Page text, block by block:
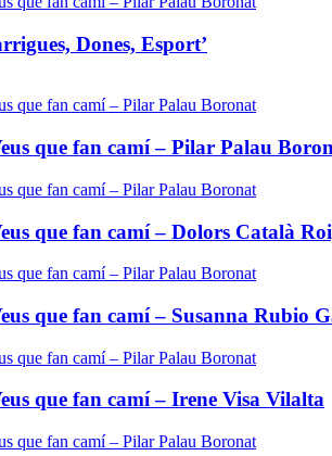
Dones, Esport’
que fan camí – Pilar Palau
que fan camí – Dolors Català
que fan camí – Susanna Rubio
que fan camí – Irene Visa Vilalta